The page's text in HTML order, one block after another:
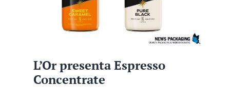
L’Or presenta Espresso
Concentrate